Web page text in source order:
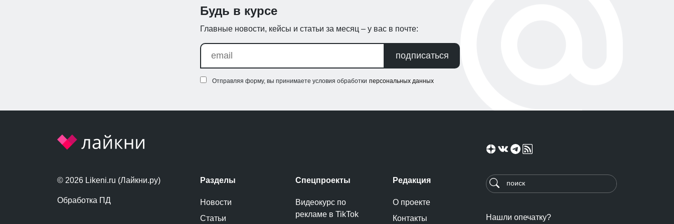
Будь в курсе
Главные новости, кейсы и статьи за месяц – у вас в почте:
подписаться
Отправляя форму, вы принимаете условия обработки персональных данных
© 2026 Likeni.ru (Лайкни.ру)
Обработка ПД
Разделы
Новости
Статьи
Спецпроекты
Видеокурс по
рекламе в TikTok
Редакция
О проекте
Контакты
Нашли опечатку?